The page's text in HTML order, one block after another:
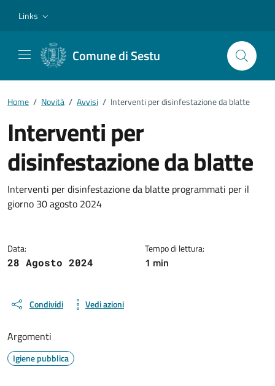
Links
Comune di Sestu
Home / Novità / Avvisi / Interventi per disinfestazione da blatte
Interventi per
disinfestazione da blatte
Dettagli della notizia
Interventi per disinfestazione da blatte programmati per il
giorno 30 agosto 2024
Data:
28 Agosto 2024
Tempo di lettura:
1 min
Condividi Vedi azioni
Argomenti
Igiene pubblica